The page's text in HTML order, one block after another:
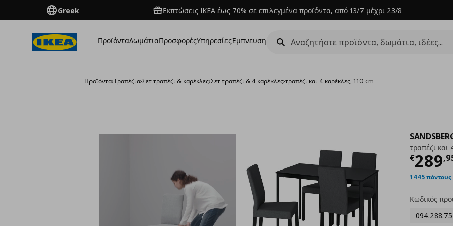
Greek Εκπτώσεις IKEA έως 70% σε επιλεγμένα προϊόντα, από 13/7 μέχρι 23/8
ΠροϊόνταΔωμάτιαΠροσφορέςΥπηρεσίεςΈμπνευση
Προϊόντα›Τραπέζια›Σετ τραπέζι & καρέκλες›Σετ τραπέζι & 4 καρέκλες›τραπέζι και 4 καρέκλες, 110 cm
τραπέζι και
€289,
1445
Κωδικός
094.288.75